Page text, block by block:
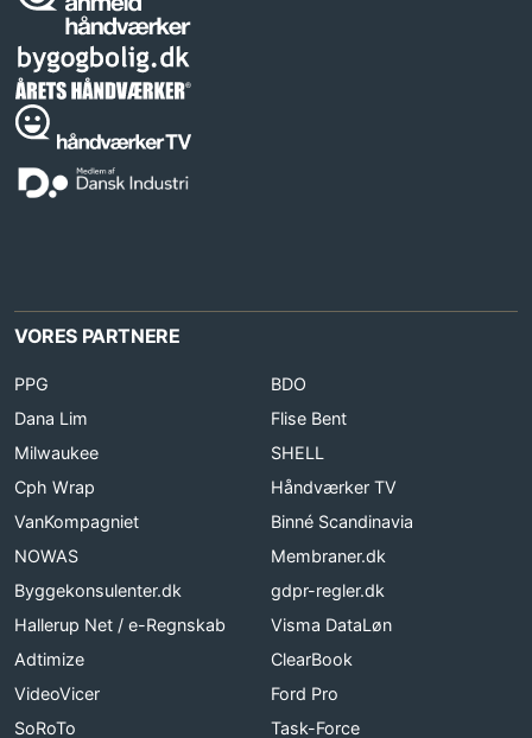
VORES PARTNERE
PPG
BDO
Dana Lim
Flise Bent
Milwaukee
SHELL
Cph Wrap
Håndværker TV
VanKompagniet
Binné Scandinavia
NOWAS
Membraner.dk
Byggekonsulenter.dk
gdpr-regler.dk
Hallerup Net / e-Regnskab
Visma DataLøn
Adtimize
ClearBook
VideoVicer
Ford Pro
SoRoTo
Task-Force